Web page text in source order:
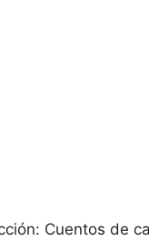
Cuentos de